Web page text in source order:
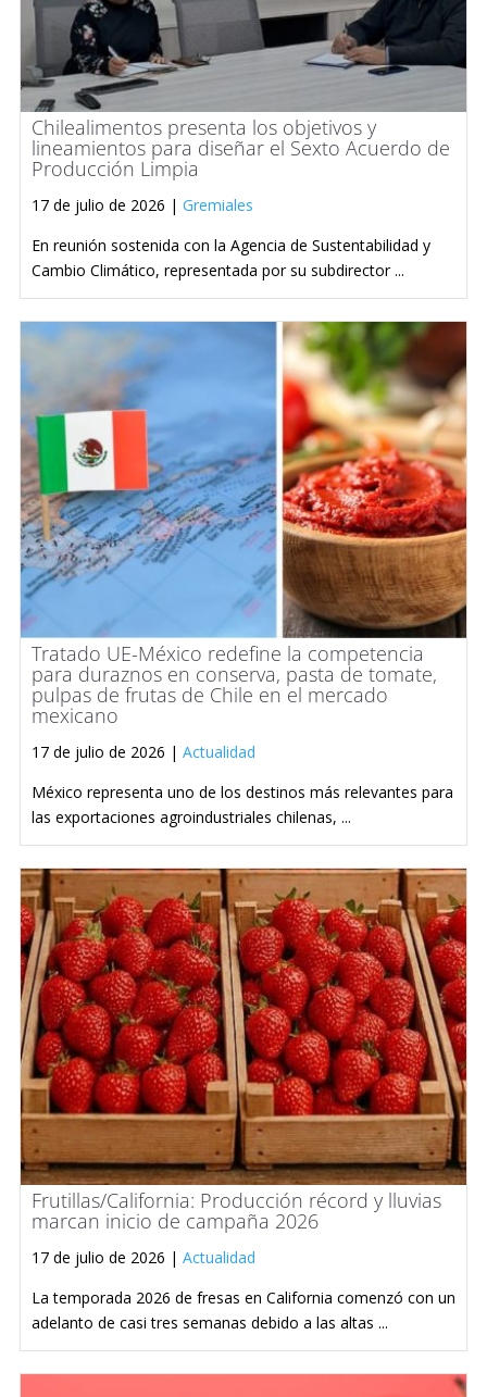
Chilealimentos presenta los objetivos y
lineamientos para diseñar el Sexto Acuerdo de
Producción Limpia
17 de julio de 2026 | Gremiales
En reunión sostenida con la Agencia de Sustentabilidad y
Cambio Climático, representada por su subdirector ...
Tratado UE-México redefine la competencia
para duraznos en conserva, pasta de tomate,
pulpas de frutas de Chile en el mercado
mexicano
17 de julio de 2026 | Actualidad
México representa uno de los destinos más relevantes para
las exportaciones agroindustriales chilenas, ...
Frutillas/California: Producción récord y lluvias
marcan inicio de campaña 2026
17 de julio de 2026 | Actualidad
La temporada 2026 de fresas en California comenzó con un
adelanto de casi tres semanas debido a las altas ...